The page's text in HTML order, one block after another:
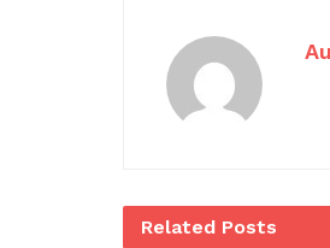
Related Posts